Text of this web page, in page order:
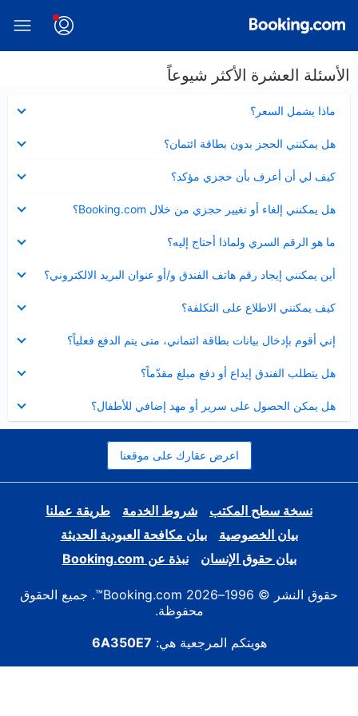
الأسئلة العشرة الأكثر شيوعاً
ماذا يشمل السعر؟
مصغر
هل يمكنني الحجز بدون بطاقة ائتمان؟
مصغر
كيف لي أن أعرف بأن حجزي مؤكد؟
مصغر
هل يمكنني إلغاء أو تغيير حجزي من خلال Booking.com؟
مصغر
ما هو الرقم السري ولماذا أحتاج إليه؟
مصغر
أين يمكنني إيجاد رقم هاتف الفندق و/أو عنوان البريد الالكتروني؟
عرض
مصغر
كيف يمكنني الاطلاع على التكلفة؟
مصغر
إني أقوم بإدخال بيانات بطاقة ائتماني، متى يتم الدفع فعلياً؟
مصغر
هل يتطلب الفندق إيداع أو دفع مبلغ مقدّماً؟
مصغر
هل يمكن الحصول على سرير أو مهد إضافي للأطفال؟
مصغر
اعرض عقارك على موقعنا
نسخة سطح المكتب شروط الخدمة
طريقة عملنا
بيان الخصوصية
بيان مكافحة العبودية الحديثة
بيان حقوق الإنسان
نبذة عن Booking.com
حقوق النشر © 1996–2026 Booking.com™. جميع الحقوق
محفوظة.
هويتكم المرجعية هي: 6A350E7